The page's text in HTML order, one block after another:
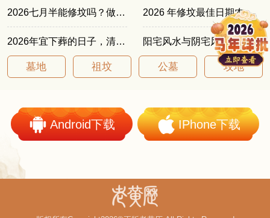
2026七月半能修坟吗？做错恐会家宅不顺 2026 年修坟最佳日期农历，老辈传下的择日规矩
2026年宜下葬的日子，清明前后最佳安葬吉日汇总 阳宅风水与阴宅风水的区别，影响家人运势的关键
墓地 祖坟 公墓 坟地
Android下载 IPhone下载